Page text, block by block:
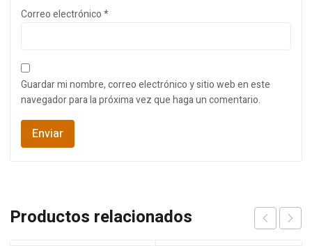
Correo electrónico*
Guardar mi nombre, correo electrónico y sitio web en este
navegador para la próxima vez que haga un comentario.
Productos relacionados